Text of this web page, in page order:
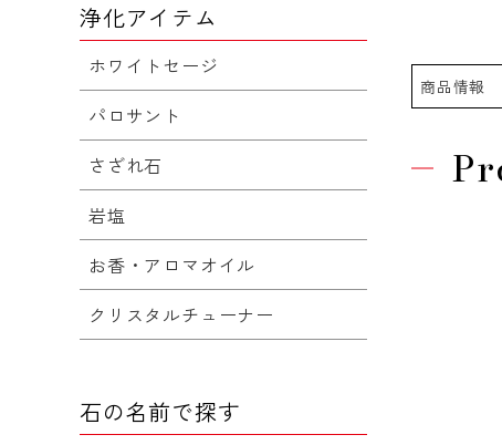
商品情報
浄化アイテム
ホワイトセージ
パロサント
さざれ石
岩塩
お香・アロマオイル
クリスタルチューナー
石の名前で探す